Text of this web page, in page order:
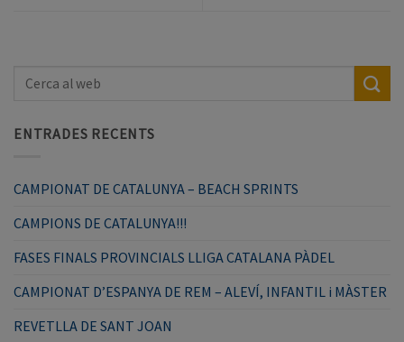
ENTRADES RECENTS
CAMPIONAT DE CATALUNYA – BEACH SPRINTS
CAMPIONS DE CATALUNYA!!!
FASES FINALS PROVINCIALS LLIGA CATALANA PÀDEL
CAMPIONAT D’ESPANYA DE REM – ALEVÍ, INFANTIL i MÀSTER
REVETLLA DE SANT JOAN